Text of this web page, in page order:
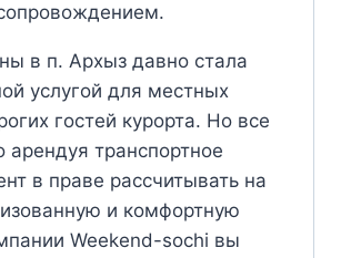
в п. Архыз давно стала
услугой для местных
гостей курорта. Но все
арендуя транспортное
в праве рассчитывать на
и комфортную
Weekend-sochi вы